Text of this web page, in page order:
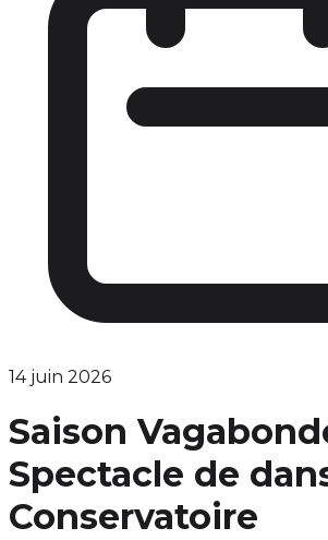
14 juin 2026
Saison
Spectacle de
Conservatoire